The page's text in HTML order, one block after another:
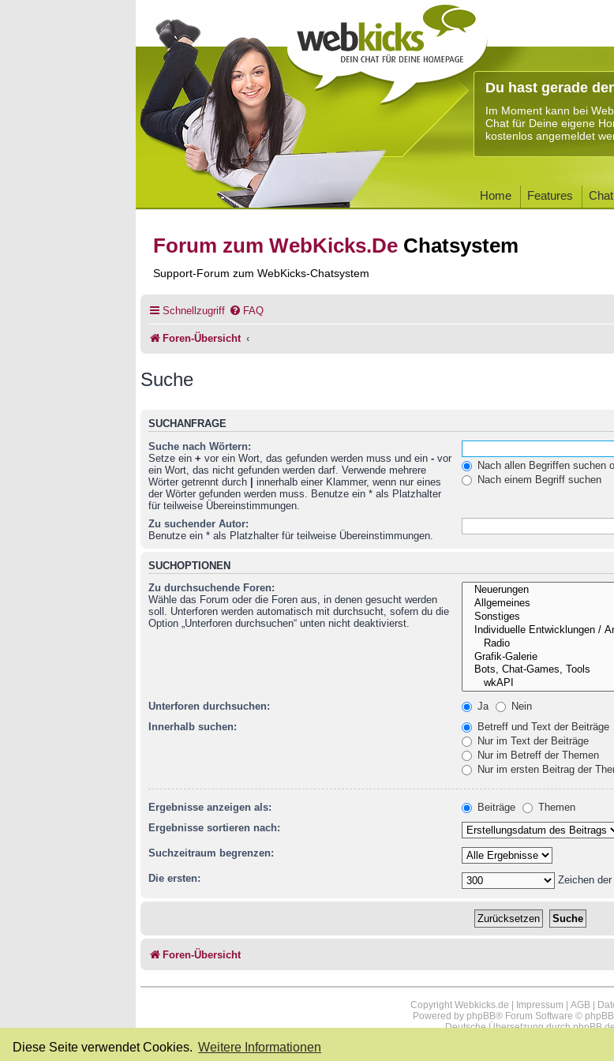
Diese Seite verwendet Cookies. Weitere Informationen
Du hast gerade
Im Moment kann bei
Chat für Deine eigene
kostenlos angemeldet
Home Features
Forum zum WebKicks.De Chatsystem
Support-Forum zum WebKicks-Chatsystem
Schnellzugriff FAQ
Foren-Übersicht
Suche
SUCHANFRAGE
Suche nach Wörtern:
Setze ein + vor ein Wort, das gefunden werden muss und ein - vor
ein Wort, das nicht gefunden werden darf. Verwende mehrere
Wörter getrennt durch
innerhalb einer Klammer, wenn nur eines
der Wörter gefunden werden muss. Benutze ein * als Platzhalter
für teilweise Übereinstimmungen.
Nach allen Begriffen suchen
Nach einem Begriff suchen
Zu suchender Autor:
Benutze ein * als Platzhalter für teilweise Übereinstimmungen.
SUCHOPTIONEN
Zu durchsuchende Foren:
Wähle das Forum oder die Foren aus, in denen gesucht werden
soll. Unterforen werden automatisch mit durchsucht, sofern du die
Option „Unterforen durchsuchen“ unten nicht deaktivierst.
Unterforen durchsuchen: Ja
Nein
Innerhalb suchen:
Betreff und Text der Beiträge
Nur im Text der Beiträge
Nur im Betreff der Themen
Nur im ersten Beitrag der
Ergebnisse anzeigen als: Beiträge
Themen
Ergebnisse sortieren nach:
Suchzeitraum begrenzen:
Die ersten: Zeichen
Foren-Übersicht
Copyright Webkicks.de | Impressum AGB|
Powered by phpBB® Forum Software ©
Deutsche Übersetzung durch